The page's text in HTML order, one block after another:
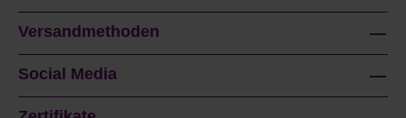
Versandmethoden
Social Media